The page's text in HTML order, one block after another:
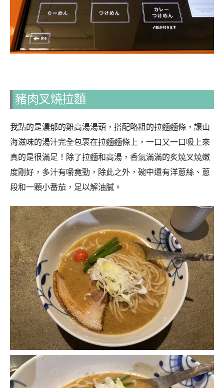
豬肉叉燒拉麵
我點的是濃郁的雞高湯湯頭，搭配略粗的拉麵麵條，讓山
海滋味的湯汁完全包裹在拉麵麵條上，一口又一口吸上來
真的是很滿足！除了拉麵和高湯，香氣滿滿的炙燒叉燒嫩
度剛好，多汁有嚼竟勁，除此之外，碗中還有洋蔥絲、蔥
段和一顆小番茄，足以解油膩。